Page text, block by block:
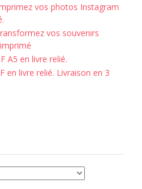
vos photos Instagram
vos souvenirs
A5 en livre relié.
en livre relié. Livraison en 3